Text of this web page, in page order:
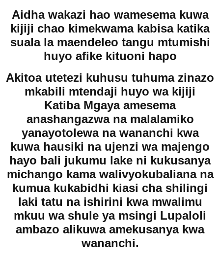
Aidha wakazi hao wamesema kuwa
kijiji chao kimekwama kabisa katika
suala la maendeleo tangu mtumishi
huyo afike kituoni hapo
Akitoa utetezi kuhusu tuhuma zinazo
mkabili mtendaji huyo wa kijiji
Katiba Mgaya amesema
anashangazwa na malalamiko
yanayotolewa na wananchi kwa
kuwa hausiki na ujenzi wa majengo
hayo bali jukumu lake ni kukusanya
michango kama walivyokubaliana na
kumua kukabidhi kiasi cha shilingi
laki tatu na ishirini kwa mwalimu
mkuu wa shule ya msingi Lupaloli
ambazo alikuwa amekusanya kwa
wananchi.